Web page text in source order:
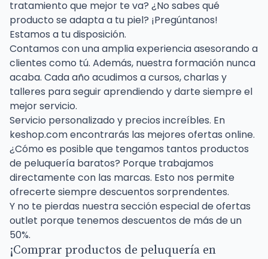
tratamiento que mejor te va? ¿No sabes qué
producto se adapta a tu piel? ¡Pregúntanos!
Estamos a tu disposición.
Contamos con una amplia experiencia asesorando a
clientes como tú. Además, nuestra formación nunca
acaba. Cada año acudimos a cursos, charlas y
talleres para seguir aprendiendo y darte siempre el
mejor servicio.
Servicio personalizado y precios increíbles. En
keshop.com encontrarás las mejores ofertas online.
¿Cómo es posible que tengamos tantos productos
de peluquería baratos? Porque trabajamos
directamente con las marcas. Esto nos permite
ofrecerte siempre descuentos sorprendentes.
Y no te pierdas nuestra sección especial de ofertas
outlet porque tenemos descuentos de más de un
50%.
¡Comprar productos de peluquería en